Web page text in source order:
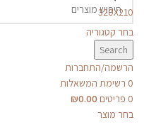
בחר קטגוריה
Search
הרשמה/התחברות
0 רשימת המשאלות
0 פריטים ₪0.00
בחר מוצר
320X210